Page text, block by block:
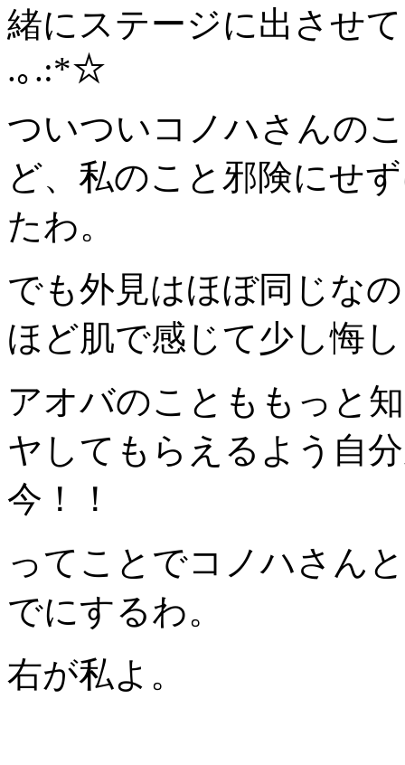
緒にステージに出させ
.｡.:*☆
ついついコノハさんの
ど、私のこと邪険にせ
たわ。
でも外見はほぼ同じな
ほど肌で感じて少し悔
アオバのことももっと
ヤしてもらえるよう自
今！！
ってことでコノハさん
でにするわ。
右が私よ。